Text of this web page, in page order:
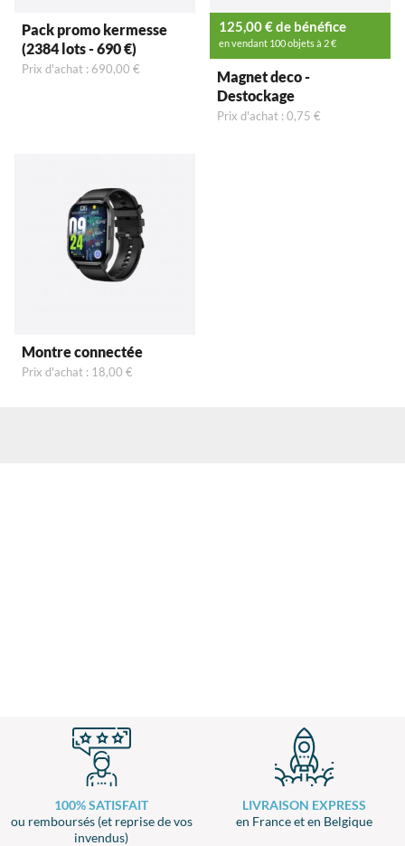
Pack promo kermesse
(2384 lots - 690 €)
Prix d'achat : 690,00 €
Magnet deco -
Destockage
125,00 € de bénéfice
en vendant 100 objets à 2 €
Prix d'achat : 0,75 €
Montre connectée
Prix d'achat : 18,00 €
100% SATISFAIT
ou remboursés (et reprise de vos
invendus)
LIVRAISON EXPRESS
en France et en Belgique